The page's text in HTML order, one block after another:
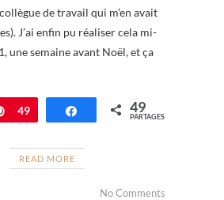
de travail qui m’en avait
J’ai enfin pu réaliser cela mi-
une semaine avant Noël, et ça
Épingle
49 Partagez49
PARTAGES
READ MORE
No Comments